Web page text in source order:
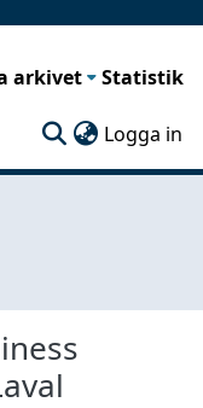
arkivet Statistik
Logga in